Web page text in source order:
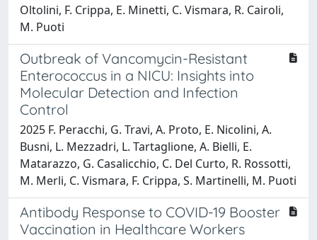
Oltolini, F. Crippa, E. Minetti, C. Vismara, R. Cairoli,
M. Puoti
Outbreak of Vancomycin-Resistant
Enterococcus in a NICU: Insights into
Molecular Detection and Infection
Control
2025 F. Peracchi, G. Travi, A. Proto, E. Nicolini, A.
Busni, L. Mezzadri, L. Tartaglione, A. Bielli, E.
Matarazzo, G. Casalicchio, C. Del Curto, R. Rossotti,
M. Merli, C. Vismara, F. Crippa, S. Martinelli, M. Puoti
Antibody Response to COVID-19 Booster
Vaccination in Healthcare Workers